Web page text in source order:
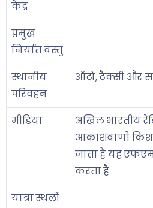
केंद्र
प्रमुख
निर्यात वस्तु
स्थानीय
परिवहन
ऑटो, टैक्सी और
मीडिया
अखिल भारतीय
आकाशवाणी
जाता है यह एफएम
करता है
यात्रा स्थलों